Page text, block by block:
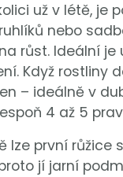
už v létě, je
nebo
růst. Ideální je
Když rostliny
– ideálně v
4 až 5
první růžice
jí jarní